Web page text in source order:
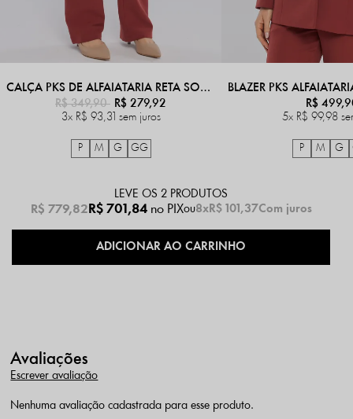
CALÇA PKS DE ALFAIATARIA RETA SOCIAL TERRACOTA
R$ 349,90 R$ 279,92
3x R$ 93,31 sem juros
P M G GG
R$
5x R$ 99,98
P M G
LEVE OS 2 PRODUTOS
R$ 779,82 R$ 701,84no PIX 8xR$ 101,37Com juros
Avaliações
Escrever avaliação
Nenhuma avaliação cadastrada para esse produto.